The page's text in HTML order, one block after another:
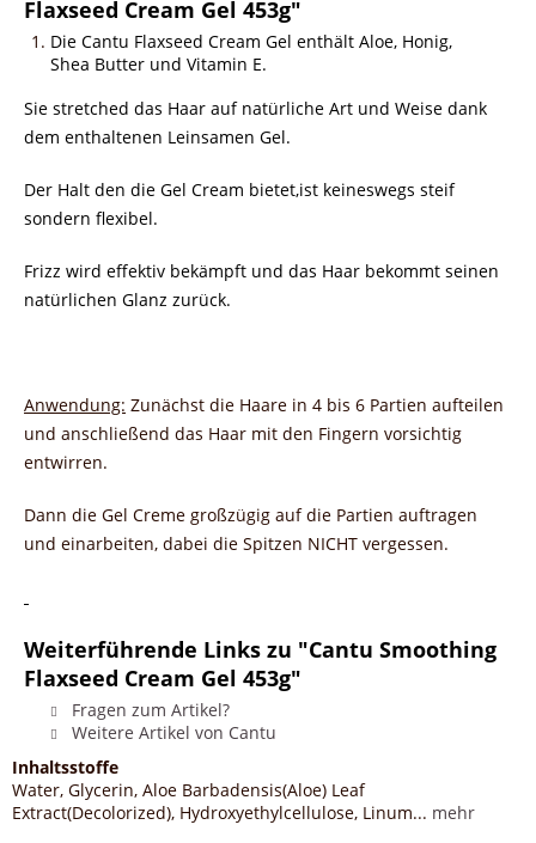
Flaxseed Cream Gel 453g"
Die Cantu Flaxseed Cream Gel enthält Aloe, Honig,
Shea Butter und Vitamin E.
Sie stretched das Haar auf natürliche Art und Weise dank
dem enthaltenen Leinsamen Gel.
Der Halt den die Gel Cream bietet,ist keineswegs steif
sondern flexibel.
Frizz wird effektiv bekämpft und das Haar bekommt seinen
natürlichen Glanz zurück.
Anwendung: Zunächst die Haare in 4 bis 6 Partien aufteilen
und anschließend das Haar mit den Fingern vorsichtig
entwirren.
Dann die Gel Creme großzügig auf die Partien auftragen
und einarbeiten, dabei die Spitzen NICHT vergessen.
Weiterführende Links zu "Cantu Smoothing
Flaxseed Cream Gel 453g"
Fragen zum Artikel?
Weitere Artikel von Cantu
Inhaltsstoffe
Water, Glycerin, Aloe Barbadensis(Aloe) Leaf
Extract(Decolorized), Hydroxyethylcellulose, Linum... mehr